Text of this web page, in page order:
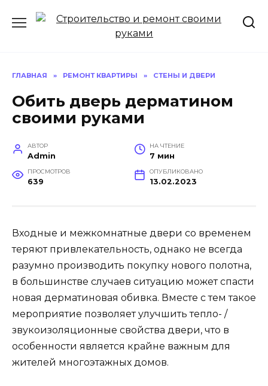
ГЛАВНАЯ » РЕМОНТ КВАРТИРЫ » СТЕНЫ И ДВЕРИ
Обить дверь дерматином
своими руками
АВТОР
Admin
НА ЧТЕНИЕ
7 мин
ПРОСМОТРОВ
639
ОПУБЛИКОВАНО
13.02.2023
Входные и межкомнатные двери со временем
теряют привлекательность, однако не всегда
разумно производить покупку нового полотна,
в большинстве случаев ситуацию может спасти
новая дерматиновая обивка. Вместе с тем такое
мероприятие позволяет улучшить тепло- /
звукоизоляционные свойства двери, что в
особенности является крайне важным для
жителей многоэтажных домов.